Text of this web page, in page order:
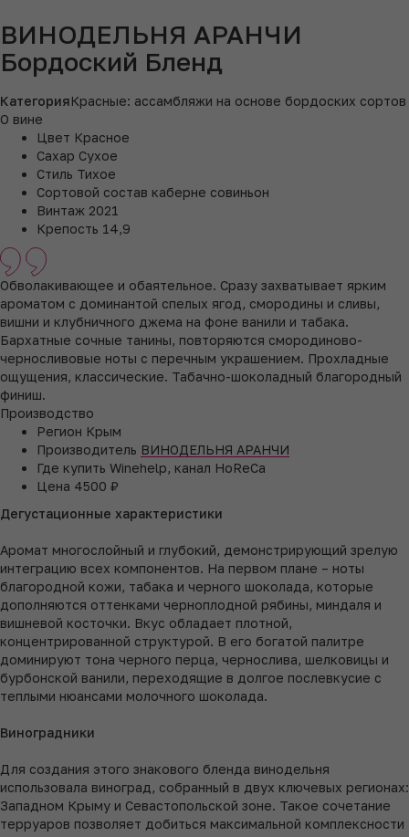
ВИНОДЕЛЬНЯ АРАНЧИ
Бордоский Бленд
КатегорияКрасные: ассамбляжи на основе бордоских сортов
О вине
Цвет Красное
Сахар Сухое
Стиль Тихое
Сортовой состав каберне совиньон
Винтаж 2021
Крепость 14,9
Обволакивающее и обаятельное. Сразу захватывает ярким
ароматом с доминантой спелых ягод, смородины и сливы,
вишни и клубничного джема на фоне ванили и табака.
Бархатные сочные танины, повторяются смородиново-
черносливовые ноты с перечным украшением. Прохладные
ощущения, классические. Табачно-шоколадный благородный
финиш.
Производство
Регион Крым
Производитель ВИНОДЕЛЬНЯ АРАНЧИ
Где купить Winehelp, канал HoReCa
Цена 4500 ₽
Дегустационные характеристики
Аромат многослойный и глубокий, демонстрирующий зрелую
интеграцию всех компонентов. На первом плане – ноты
благородной кожи, табака и черного шоколада, которые
дополняются оттенками черноплодной рябины, миндаля и
вишневой косточки. Вкус обладает плотной,
концентрированной структурой. В его богатой палитре
доминируют тона черного перца, чернослива, шелковицы и
бурбонской ванили, переходящие в долгое послевкусие с
теплыми нюансами молочного шоколада.
Виноградники
Для создания этого знакового бленда винодельня
использовала виноград, собранный в двух ключевых регионах:
Западном Крыму и Севастопольской зоне. Такое сочетание
терруаров позволяет добиться максимальной комплексности